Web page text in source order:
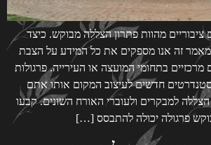
מהוות פתרון הצללה מבוקש. כיצד
זה אנו מספקים את כל המידע על הצבת
בתחומי המועצה או העירייה. פרגולות
חדשים לעיצוב המקום אותו אתם
למבקרים ולעוברי האורח השונים. קבעו
פרגולה יכולה להתבסס […]